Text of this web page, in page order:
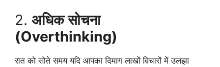
2. अधिक सोचना
(Overthinking)
रात को सोते समय यदि आपका दिमाग लाखों विचारों में उलझा